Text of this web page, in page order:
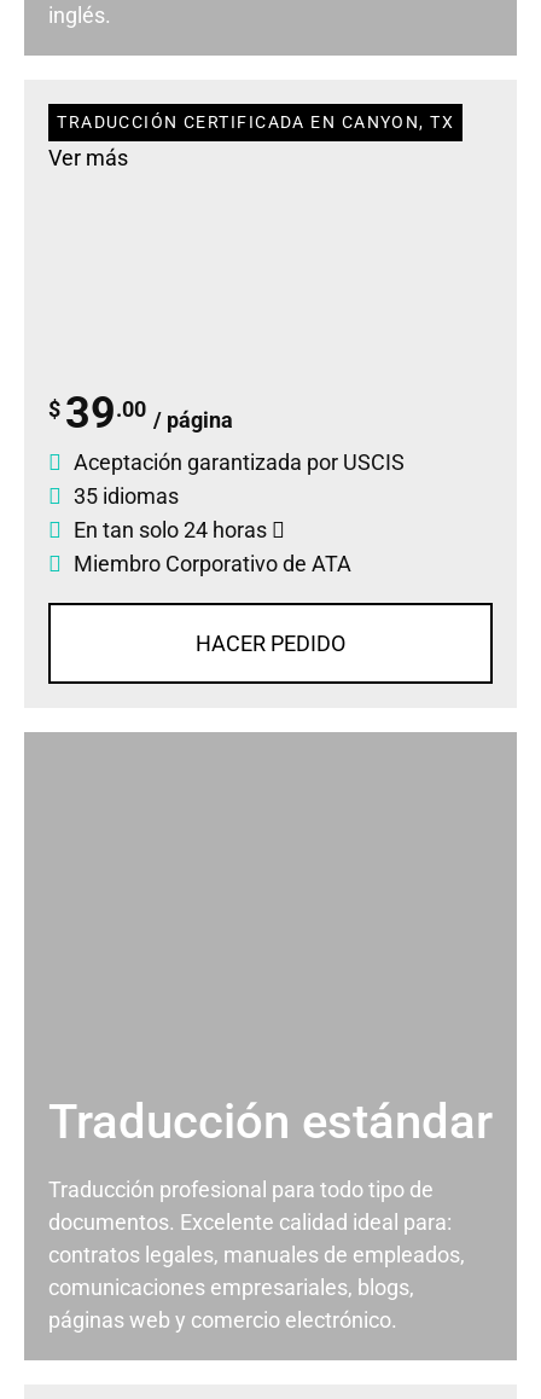
inglés.
TRADUCCIÓN CERTIFICADA EN CANYON, TX
Ver más
$ 39.00 / página
Aceptación garantizada por USCIS
35 idiomas
En tan solo 24 horas
Miembro Corporativo de ATA
HACER PEDIDO
Traducción estándar
Traducción profesional para todo tipo de
documentos. Excelente calidad ideal para:
contratos legales, manuales de empleados,
comunicaciones empresariales, blogs,
páginas web y comercio electrónico.